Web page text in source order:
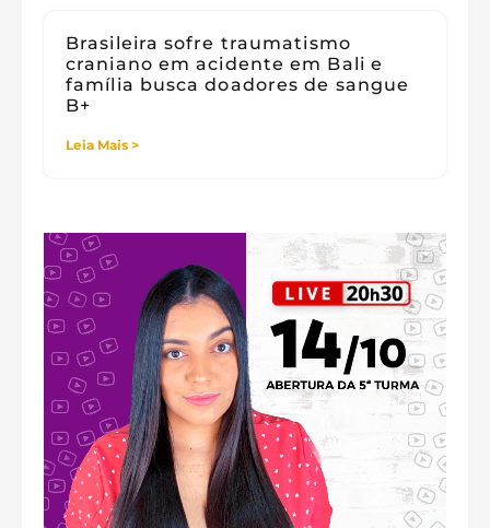
Brasileira sofre traumatismo
craniano em acidente em Bali e
família busca doadores de sangue
B+
Leia Mais >